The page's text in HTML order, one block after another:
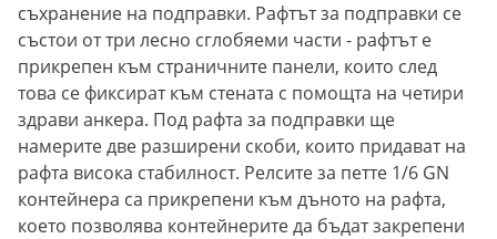
съхранение на подправки. Рафтът за подправки се
състои от три лесно сглобяеми части - рафтът е
прикрепен към страничните панели, които след
това се фиксират към стената с помощта на четири
здрави анкера. Под рафта за подправки ще
намерите две разширени скоби, които придават на
рафта висока стабилност. Релсите за петте 1/6 GN
контейнера са прикрепени към дъното на рафта,
което позволява контейнерите да бъдат закрепени